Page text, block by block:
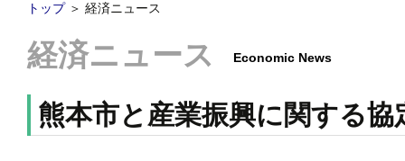
トップ ＞ 経済ニュース
経済ニュース Economic News
熊本市と産業振興に関する